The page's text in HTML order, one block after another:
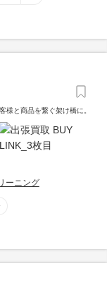
様と商品を繋ぐ架け橋に。
ーニング